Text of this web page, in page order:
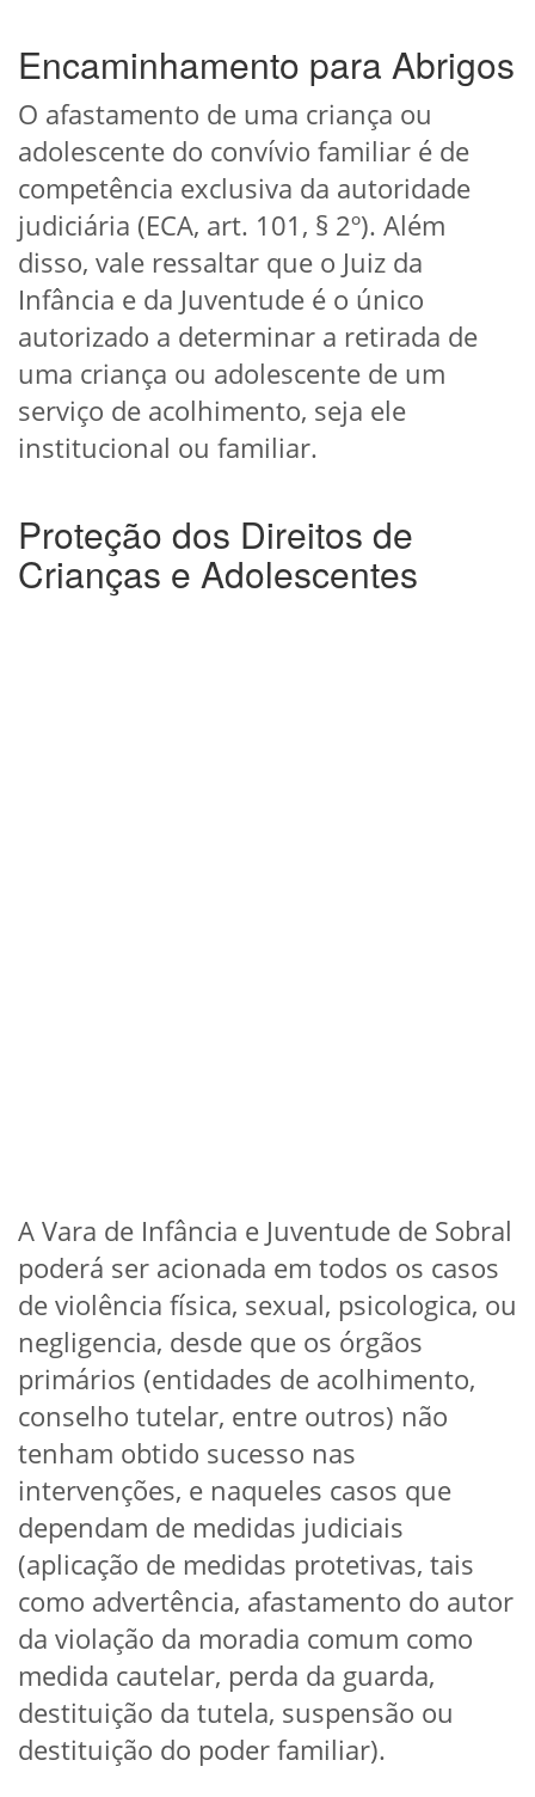
Encaminhamento para Abrigos
O afastamento de uma criança ou
adolescente do convívio familiar é de
competência exclusiva da autoridade
judiciária (ECA, art. 101, § 2º). Além
disso, vale ressaltar que o Juiz da
Infância e da Juventude é o único
autorizado a determinar a retirada de
uma criança ou adolescente de um
serviço de acolhimento, seja ele
institucional ou familiar.
Proteção dos Direitos de
Crianças e Adolescentes
A Vara de Infância e Juventude de Sobral
poderá ser acionada em todos os casos
de violência física, sexual, psicologica, ou
negligencia, desde que os órgãos
primários (entidades de acolhimento,
conselho tutelar, entre outros) não
tenham obtido sucesso nas
intervenções, e naqueles casos que
dependam de medidas judiciais
(aplicação de medidas protetivas, tais
como advertência, afastamento do autor
da violação da moradia comum como
medida cautelar, perda da guarda,
destituição da tutela, suspensão ou
destituição do poder familiar).